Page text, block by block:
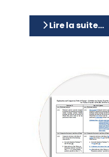
Lire la suite...